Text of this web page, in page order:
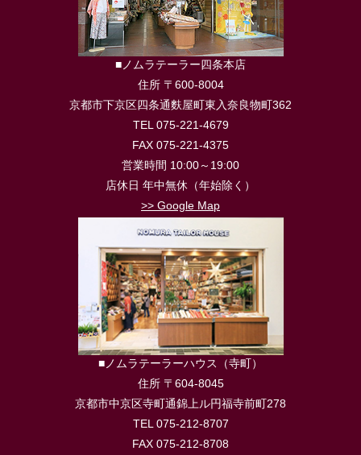
■ノムラテーラー四条本店
住所 〒600-8004
京都市下京区四条通麩屋町東入奈良物町362
TEL 075-221-4679
FAX 075-221-4375
営業時間 10:00～19:00
店休日 年中無休（年始除く）
>> Google Map
■ノムラテーラーハウス（寺町）
住所 〒604-8045
京都市中京区寺町通錦上ル円福寺前町278
TEL 075-212-8707
FAX 075-212-8708